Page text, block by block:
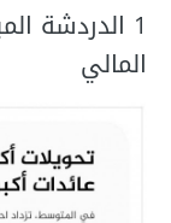
1 الدردشة
المالي